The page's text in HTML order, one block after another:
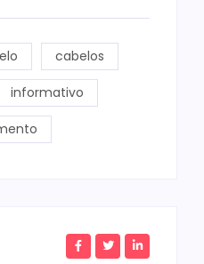
cabelos
informativo